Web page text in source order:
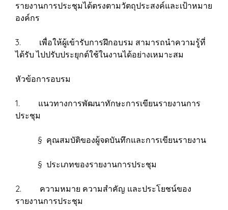
รายงานการประชุมได้ตรงตามวัตถุประสงค์และเป้าหมาย
องค์กร
3. เพื่อให้ผู้เข้ารับการฝึกอบรม สามารถนำความรู้ที่
ได้รับ ไปปรับประยุกต์ใช้ในงานได้อย่างเหมาะสม
หัวข้อการอบรม
1. แนวทางการพัฒนาทักษะการเขียนรายงานการ
ประชุม
§ คุณสมบัติของผู้จดบันทึกและการเขียนรายงาน
§ ประเภทของรายงานการประชุม
2. ความหมาย ความสำคัญ และประโยชน์ของ
รายงานการประชุม